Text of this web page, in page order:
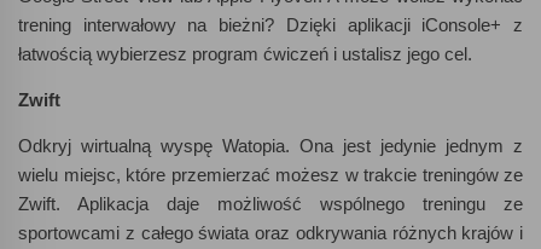
trening interwałowy na bieżni? Dzięki aplikacji iConsole+ z
łatwością wybierzesz program ćwiczeń i ustalisz jego cel.
Zwift
Odkryj wirtualną wyspę Watopia. Ona jest jedynie jednym z
wielu miejsc, które przemierzać możesz w trakcie treningów ze
Zwift. Aplikacja daje możliwość wspólnego treningu ze
sportowcami z całego świata oraz odkrywania różnych krajów i